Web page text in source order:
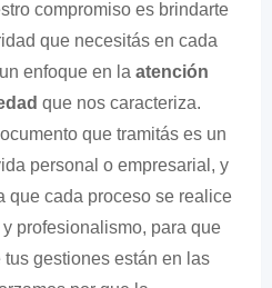
compromiso es brindarte
que necesitás en cada
enfoque en la atención
que nos caracteriza.
que tramitás es un
personal o empresarial, y
que cada proceso se realice
profesionalismo, para que
gestiones están en las